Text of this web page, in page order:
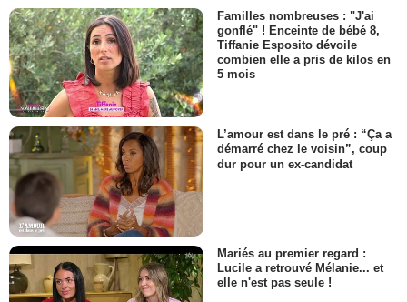
Familles nombreuses : "J'ai
gonflé" ! Enceinte de bébé 8,
Tiffanie Esposito dévoile
combien elle a pris de kilos en
5 mois
L’amour est dans le pré : “Ça a
démarré chez le voisin”, coup
dur pour un ex-candidat
Mariés au premier regard :
Lucile a retrouvé Mélanie... et
elle n'est pas seule !